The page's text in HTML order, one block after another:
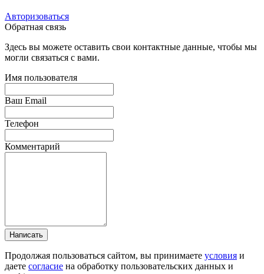
Авторизоваться
Обратная связь
Здесь вы можете оставить свои контактные данные, чтобы мы
могли связаться с вами.
Имя пользователя
Ваш Email
Телефон
Комментарий
Написать
Продолжая пользоваться сайтом, вы принимаете условия и
даете согласие на обработку пользовательских данных и